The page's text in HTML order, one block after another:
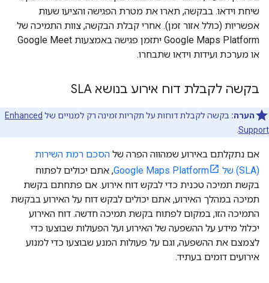
שיחת וידאו. בבקשה, תארו את מטרת הפגישה והציעו שעות
אפשריות (כולל אזור זמן). אחרי קבלת הבקשה, צוות התמיכה של
Google Maps Platform יתזמן פגישה באמצעות Google Meet
או מערכת ועידות וידאו שתבחרו.
בקשה לקבלת דוח אירוע בנושא SLA
הערה: בקשה לקבלת דוחות על תקריות זמינה רק למנויים של Enhanced
Support
אם נתקלתם באירוע שמהווה הפרה של הסכם רמת השירות
(SLA) של Google Maps Platform
, אתם יכולים לפתוח
בקשת תמיכה טכנית כדי לבקש דוח אירוע. אם פתחתם בקשת
תמיכה במהלך האירוע, אתם יכולים לבקש דוח על האירוע בבקשת
התמיכה הזו, במקום לפתוח בקשת תמיכה חדשה. דוח האירוע
יכלול מידע על ההשפעה של האירוע ועל הפעולות שבוצעו כדי
לצמצם את ההשפעה, וגם על פעולות המנע שבוצעו כדי למנוע
אירועים דומים בעתיד.